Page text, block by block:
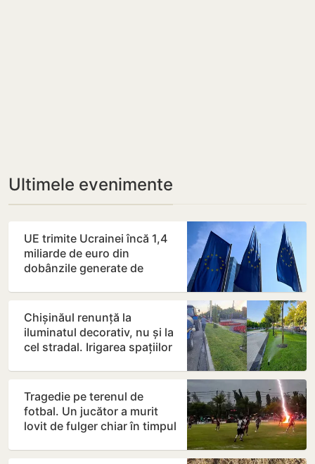
Ultimele evenimente
UE trimite Ucrainei încă 1,4
miliarde de euro din
dobânzile generate de
Chișinăul renunță la
iluminatul decorativ, nu și la
cel stradal. Irigarea spațiilor
Tragedie pe terenul de
fotbal. Un jucător a murit
lovit de fulger chiar în timpul